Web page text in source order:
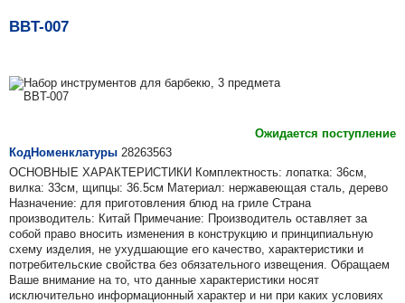
BBT-007
Ожидается поступление
КодНоменклатуры 28263563
ОСНОВНЫЕ ХАРАКТЕРИСТИКИ Комплектность: лопатка: 36см,
вилка: 33см, щипцы: 36.5см Материал: нержавеющая сталь, дерево
Назначение: для приготовления блюд на гриле Страна
производитель: Китай Примечание: Производитель оставляет за
собой право вносить изменения в конструкцию и принципиальную
схему изделия, не ухудшающие его качество, характеристики и
потребительские свойства без обязательного извещения. Обращаем
Ваше внимание на то, что данные характеристики носят
исключительно информационный характер и ни при каких условиях